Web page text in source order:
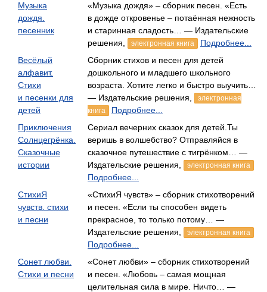
Музыка
дождя.
песенник
«Музыка дождя» – сборник песен. «Есть
в дожде откровенье – потаённая нежность
и старинная сладость… — Издательские
решения,
электронная книга
Подробнее...
Весёлый
алфавит.
Стихи
и песенки для
детей
Сборник стихов и песен для детей
дошкольного и младшего школьного
возраста. Хотите легко и быстро выучить…
— Издательские решения,
электронная
книга
Подробнее...
Приключения
Солнцегрёнка.
Сказочные
истории
Сериал вечерних сказок для детей.Ты
веришь в волшебство? Отправляйся в
сказочное путешествие с тигрёнком… —
Издательские решения,
электронная книга
Подробнее...
СтихиЯ
чувств. стихи
и песни
«СтихиЯ чувств» – сборник стихотворений
и песен. «Если ты способен видеть
прекрасное, то только потому… —
Издательские решения,
электронная книга
Подробнее...
Сонет любви.
Стихи и песни
«Сонет любви» – сборник стихотворений
и песен. «Любовь – самая мощная
целительная сила в мире. Ничто… —